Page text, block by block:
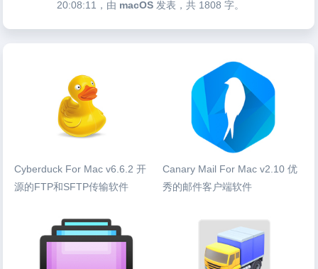
20:08:11 ，由 macOS 发表，共 1808 字。
Cyberduck For Mac v6.6.2 开
源的FTP和SFTP传输软件
Canary Mail For Mac v2.10 优
秀的邮件客户端软件